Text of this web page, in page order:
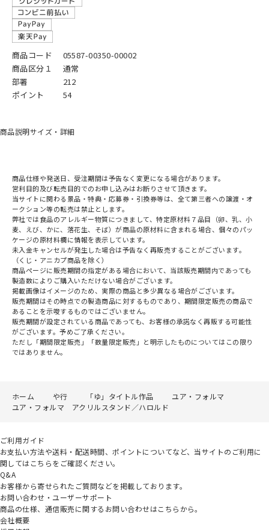
商品コード
05587-00350-00002
商品区分１
通常
部署
212
ポイント
54
商品説明サイズ・詳細
商品仕様や発送日、受注期間は予告なく変更になる場合があります。
営利目的及び転売目的でのお申し込みはお断りさせて頂きます。
当サイトに関わる景品・特典・応募券・引換券等は、全て第三者への譲渡・オ
ークション等の転売は禁止とします。
弊社では食品のアレルギー物質につきまして、特定原材料７品目（卵、乳、小
麦、えび、かに、落花生、そば）が商品の原材料に含まれる場合、個々のパッ
ケージの原材料欄に情報を表示しています。
未入金キャンセルが発生した場合は予告なく再販売することがございます。
（くじ・アニカプ商品を除く）
商品ページに販売期間の指定がある場合において、当該販売期間内であっても
製造数によりご購入いただけない場合がございます。
掲載画像はイメージのため、実際の商品と多少異なる場合がございます。
販売期間はその時点での製造商品に対するものであり、期間限定販売の商品で
あることを示唆するものではございません。
販売期間が設定されている商品であっても、お客様の承諾なく再販する可能性
がございます。予めご了承ください。
ただし「期間限定販売」「数量限定販売」と明示したものについてはこの限り
ではありません。
ホーム や行 「ゆ」タイトル作品
ユア・フォルマ
ユア・フォルマ アクリルスタンド／ハロルド
ご利用ガイド
お支払い方法や送料・配送時間、ポイントについてなど、当サイトのご利用に
関してはこちらをご確認ください。
Q&A
お客様から寄せられたご質問などを掲載しております。
お問い合わせ・ユーザーサポート
商品の仕様、通信販売に関するお問い合わせはこちらから。
会社概要